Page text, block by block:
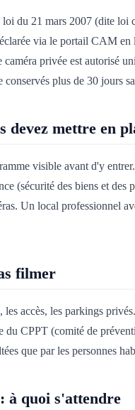
du 21 mars 2007 (dite
via le portail CAM en
privée est autorisé
plus de 30 jours
devez mettre en
visible avant d'y
(sécurité des biens et des
Un local professionnel
filmer
accès, les parkings
CPPT (comité de
que par les personnes
à quoi s'attendre